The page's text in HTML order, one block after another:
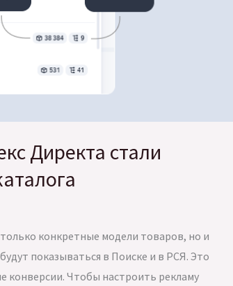
Директа стали
конкретные модели товаров, но и
показываться в Поиске и в РСЯ. Это
конверсии. Чтобы настроить рекламу